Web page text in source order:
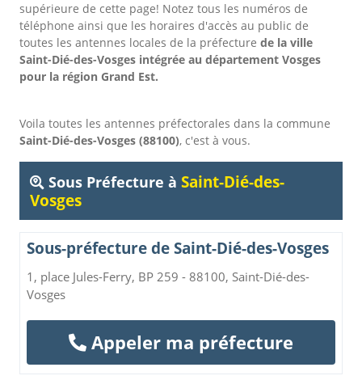
supérieure de cette page! Notez tous les numéros de
téléphone ainsi que les horaires d'accès au public de
toutes les antennes locales de la préfecture de la ville
Saint-Dié-des-Vosges intégrée au département Vosges
pour la région Grand Est.
Voila toutes les antennes préfectorales dans la commune
Saint-Dié-des-Vosges (88100), c'est à vous.
Sous Préfecture à Saint-Dié-des-
Vosges
Sous-préfecture de Saint-Dié-des-Vosges
1, place Jules-Ferry, BP 259 - 88100, Saint-Dié-des-
Vosges
Appeler ma préfecture